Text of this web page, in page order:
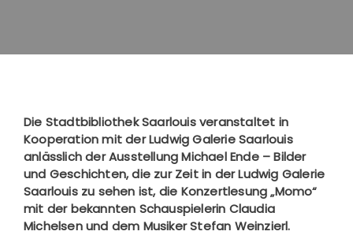
Die Stadtbibliothek Saarlouis veranstaltet in
Kooperation mit der Ludwig Galerie Saarlouis
anlässlich der Ausstellung Michael Ende – Bilder
und Geschichten, die zur Zeit in der Ludwig Galerie
Saarlouis zu sehen ist, die Konzertlesung „Momo“
mit der bekannten Schauspielerin Claudia
Michelsen und dem Musiker Stefan Weinzierl.